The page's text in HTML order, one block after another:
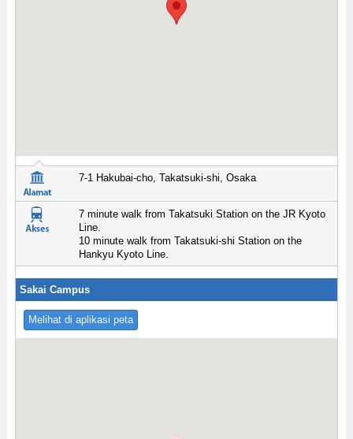
7-1 Hakubai-cho, Takatsuki-shi, Osaka
7 minute walk from Takatsuki Station on the JR Kyoto
Line.
10 minute walk from Takatsuki-shi Station on the
Hankyu Kyoto Line.
Sakai Campus
Melihat di aplikasi peta